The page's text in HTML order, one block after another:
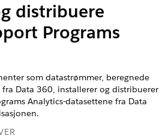
distribuere
Programs
som datastrømmer, beregnede
Data 360, installerer og distribuerer
Analytics-datasettene fra Data